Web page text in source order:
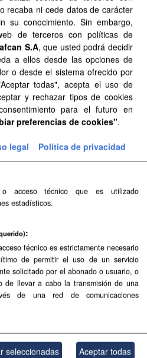
de Tuineje
del municipio de
producida y mantenida por el
contado con la financiación
de Adeje
producida y mantenida por el
contado con la financiación
de El Pinar
del municipio de El
producida y mantenida por el
contado con la financiación
Naturales de Gran
recaba ni cede datos de carácter
su conocimiento. Sin embargo,
de terceros con políticas de
S.A, que usted podrá decidir
a ellos desde las opciones de
o desde el sistema ofrecido por
todas", acepta el uso de
y rechazar tipos de cookies
para el futuro en
preferencias de cookies".
legal Política de privacidad
o acceso técnico que es utilizado
estadísticos.
técnico es estrictamente necesario
de permitir el uso de un servicio
solicitado por el abonado o usuario, o
de llevar a cabo la transmisión de una
de una red de comunicaciones
seleccionadas Aceptar todas